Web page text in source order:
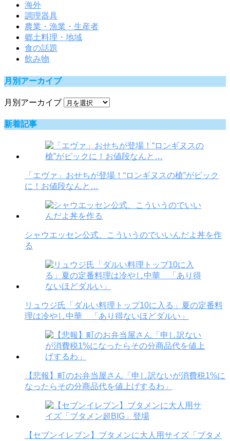
海外
調理器具
農業・漁業・生産者
郷土料理・地域
食の話題
飲み物
月別アーカイブ
月別アーカイブ
新着記事
「エヴァ」おせちが登場！“ロンギヌスの槍”がピック
に！お値段なんと…
シャウエッセン公式、こういうのでいいんだよ丼を作
る
リュウジ氏「ダルい料理トップ10に入る」夏の定番料
理は冷やし中華 「あり得ないほどダルい」
【悲報】町のお弁当屋さん「申し訳ないが消費税1%に
なったらその分商品代を値上げするわ」
【セブンイレブン】ブタメンに大人用サイズ「ブタメ